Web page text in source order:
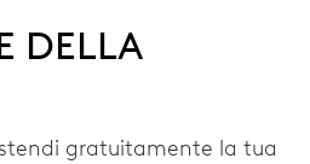
DELLA
gratuitamente la tua